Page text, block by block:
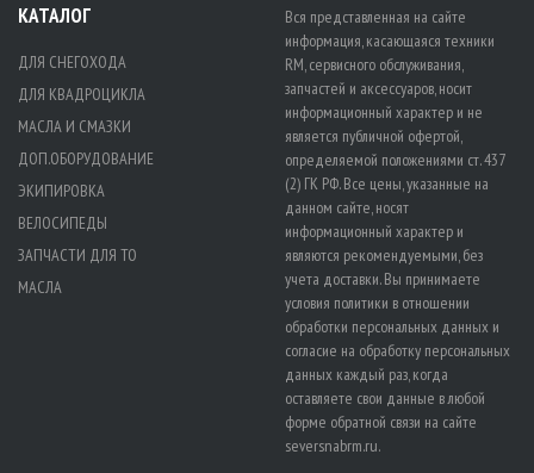
КАТАЛОГ
ДЛЯ СНЕГОХОДА
ДЛЯ КВАДРОЦИКЛА
МАСЛА И СМАЗКИ
ДОП.ОБОРУДОВАНИЕ
ЭКИПИРОВКА
ВЕЛОСИПЕДЫ
ЗАПЧАСТИ ДЛЯ ТО
МАСЛА
Вся представленная на сайте
информация, касающаяся техники
RM, сервисного обслуживания,
запчастей и аксессуаров, носит
информационный характер и не
является публичной офертой,
определяемой положениями ст. 437
(2) ГК РФ. Все цены, указанные на
данном сайте, носят
информационный характер и
являются рекомендуемыми, без
учета доставки. Вы принимаете
условия политики в отношении
обработки персональных данных и
согласие на обработку персональных
данных каждый раз, когда
оставляете свои данные в любой
форме обратной связи на сайте
seversnabrm.ru.